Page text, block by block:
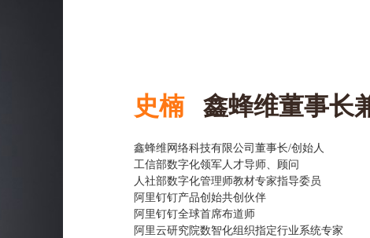
史楠鑫蜂维董事长
鑫蜂维网络科技有限公司董事长/创始人
工信部数字化领军人才导师、顾问
人社部数字化管理师教材专家指导委员
阿里钉钉产品创始共创伙伴
阿里钉钉全球首席布道师
阿里云研究院数智化组织指定行业系统专家